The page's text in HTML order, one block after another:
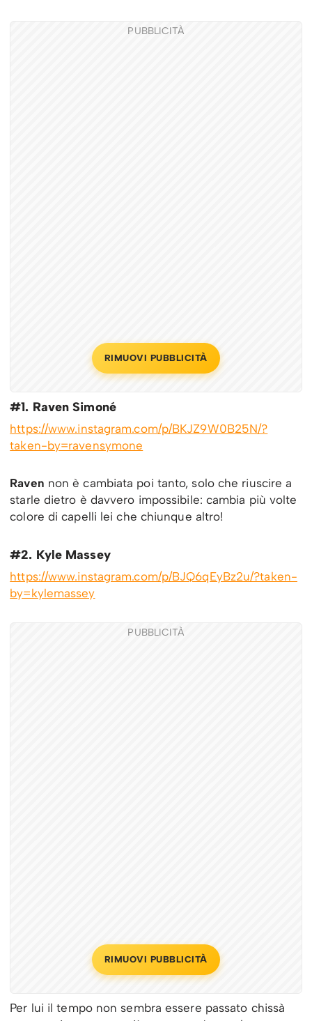
PUBBLICITÀ
RIMUOVI PUBBLICITÀ
#1. Raven Simoné
https://www.instagram.com/p/BKJZ9W0B25N/?
taken-by=ravensymone
Raven non è cambiata poi tanto, solo che riuscire a
starle dietro è davvero impossibile: cambia più volte
colore di capelli lei che chiunque altro!
#2. Kyle Massey
https://www.instagram.com/p/BJQ6qEyBz2u/?taken-
by=kylemassey
PUBBLICITÀ
RIMUOVI PUBBLICITÀ
Per lui il tempo non sembra essere passato chissà